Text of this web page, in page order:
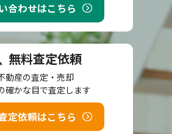
合わせはこちら
無料査定依頼
動産の査定・売却
確かな目で査定します
定依頼はこちら